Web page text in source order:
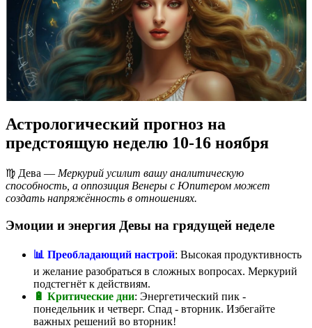
Астрологический прогноз на
предстоящую неделю 10-16 ноября
♍️ Дева — Меркурий усилит вашу аналитическую
способность, а оппозиция Венеры с Юпитером может
создать напряжённость в отношениях.
Эмоции и энергия Девы на грядущей неделе
📊 Преобладающий настрой: Высокая продуктивность
и желание разобраться в сложных вопросах. Меркурий
подстегнёт к действиям.
🔋 Критические дни: Энергетический пик -
понедельник и четверг. Спад - вторник. Избегайте
важных решений во вторник!